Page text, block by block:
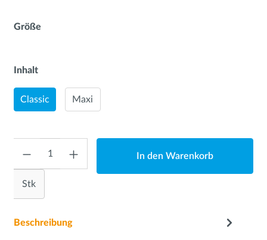
Größe
Inhalt
Classic Maxi
Stk
In den Warenkorb
Beschreibung